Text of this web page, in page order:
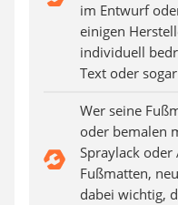
im Entwurf
einigen
individuell
Text oder
Wer seine
oder bemalen
Spraylack oder
Fußmatten,
dabei wichtig,